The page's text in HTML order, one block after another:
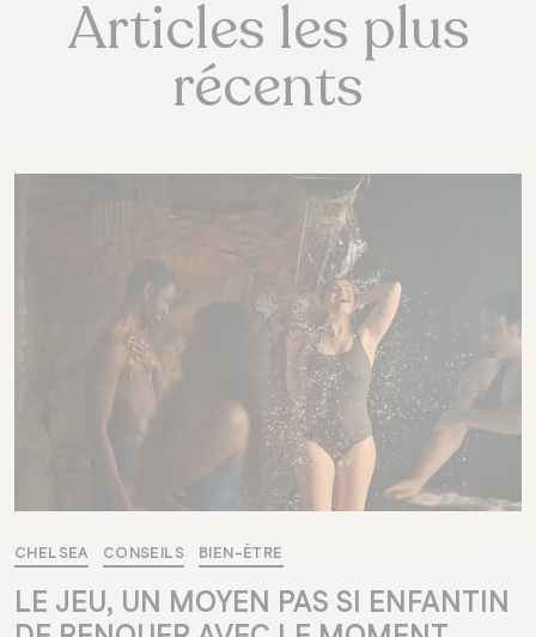
Articles les plus
récents
CHELSEA CONSEILS BIEN-ÊTRE
LE JEU, UN MOYEN PAS SI ENFANTIN